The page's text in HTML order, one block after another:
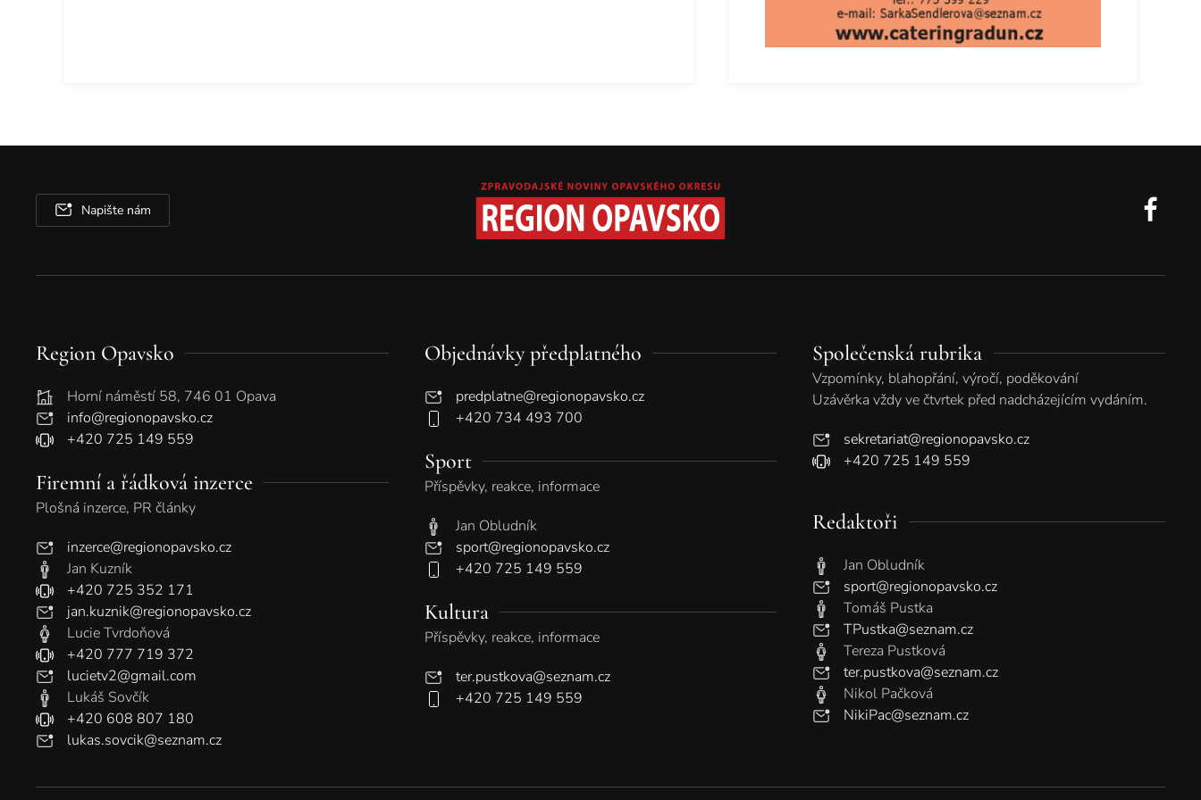
Napište nám
Region Opavsko
Horní náměstí 58, 746 01 Opava
info@regionopavsko.cz
+420 725 149 559
Firemní a řádková inzerce
Plošná inzerce, PR články
inzerce@regionopavsko.cz
Jan Kuzník
+420 725 352 171
jan.kuznik@regionopavsko.cz
Lucie Tvrdoňová
+420 777 719 372
lucietv2@gmail.com
Lukáš Sovčík
+420 608 807 180
lukas.sovcik@seznam.cz
Objednávky předplatného
predplatne@regionopavsko.cz
+420 734 493 700
Sport
Příspěvky, reakce, informace
Jan Obludník
sport@regionopavsko.cz
+420 725 149 559
Kultura
Příspěvky, reakce, informace
ter.pustkova@seznam.cz
+420 725 149 559
Společenská rubrika
Vzpomínky, blahopřání, výročí, poděkování
Uzávěrka vždy ve čtvrtek před nadcházejícím vydáním.
sekretariat@regionopavsko.cz
+420 725 149 559
Redaktoři
Jan Obludník
sport@regionopavsko.cz
Tomáš Pustka
TPustka@seznam.cz
Tereza Pustková
ter.pustkova@seznam.cz
Nikol Pačková
NikiPac@seznam.cz